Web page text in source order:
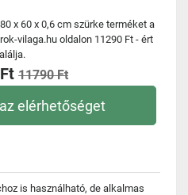
x 60 x 0,6 cm szürke terméket a
vilaga.hu oldalon 11290 Ft - ért
11790 Ft
elérhetőséget
is használható, de alkalmas